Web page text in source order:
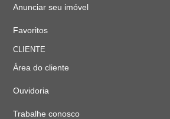
Anunciar seu imóvel
Favoritos
CLIENTE
Área do cliente
Ouvidoria
Trabalhe conosco